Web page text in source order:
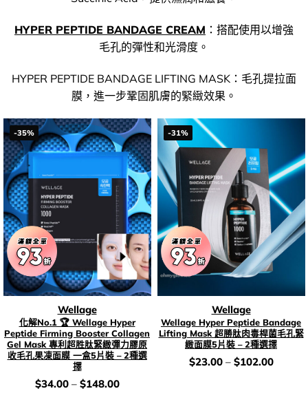
HYPER PEPTIDE BANDAGE CREAM ：搭配使用以增強
毛孔的彈性和光滑度。
HYPER PEPTIDE BANDAGE LIFTING MASK：毛孔提拉面
膜，進一步鞏固肌膚的緊緻效果。
-35%
Wellage
化解No.1 🏆 Wellage Hyper
Peptide Firming Booster Collagen
Gel Mask 專利超胜肽緊緻彈力膠原
收毛孔果凍面膜 一盒5片裝 – 2種選
擇
價
$34.00– $148.00
-31%
Wellage
Wellage Hyper Peptide Bandage
Lifting Mask 超勝肽肉毒桿菌毛孔緊
緻面膜5片裝 – 2種選擇
價
$23.00– $102.00